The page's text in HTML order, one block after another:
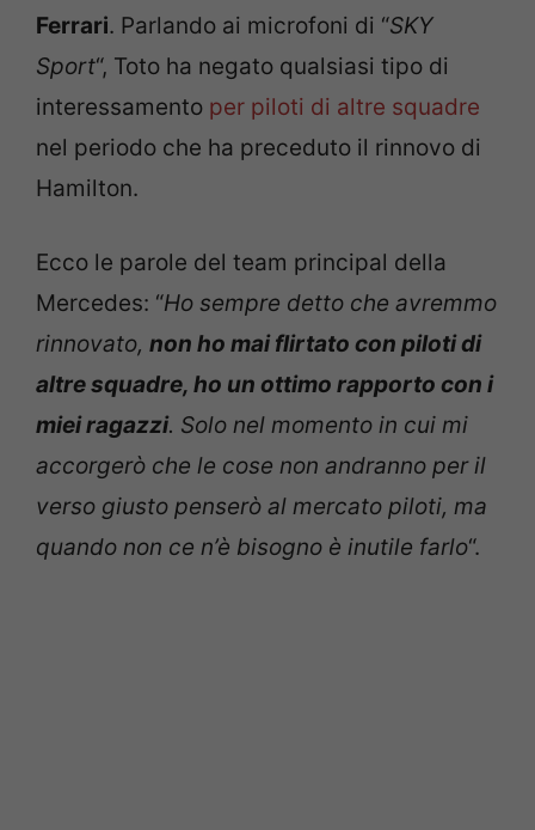
Ferrari. Parlando ai microfoni di “SKY
Sport“, Toto ha negato qualsiasi tipo di
interessamento per piloti di altre squadre
nel periodo che ha preceduto il rinnovo di
Hamilton.
Ecco le parole del team principal della
Mercedes: “Ho sempre detto che avremmo
rinnovato, non ho mai flirtato con piloti di
altre squadre, ho un ottimo rapporto con i
miei ragazzi. Solo nel momento in cui mi
accorgerò che le cose non andranno per il
verso giusto penserò al mercato piloti, ma
quando non ce n’è bisogno è inutile farlo“.